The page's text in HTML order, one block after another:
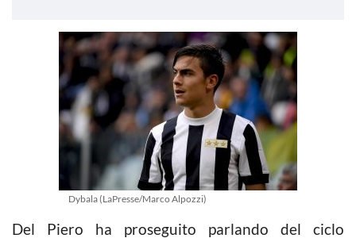
Dybala (LaPresse/Marco Alpozzi)
Del Piero ha proseguito parlando del ciclo